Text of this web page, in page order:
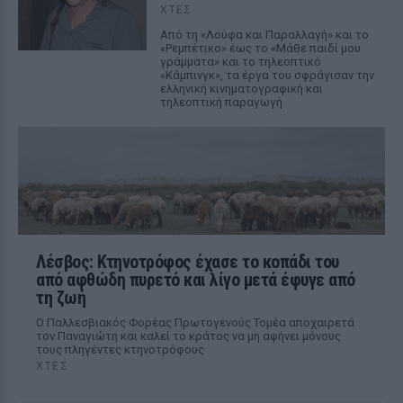
ΧΤΕΣ
Από τη «Λούφα και Παραλλαγή» και το
«Ρεμπέτικο» έως το «Μάθε παιδί μου
γράμματα» και το τηλεοπτικό
«Κάμπινγκ», τα έργα του σφράγισαν την
ελληνική κινηματογραφική και
τηλεοπτική παραγωγή
Λέσβος: Κτηνοτρόφος έχασε το κοπάδι του
από αφθώδη πυρετό και λίγο μετά έφυγε από
τη ζωή
Ο Παλλεσβιακός Φορέας Πρωτογενούς Τομέα αποχαιρετά
τον Παναγιώτη και καλεί το κράτος να μη αφήνει μόνους
τους πληγέντες κτηνοτρόφους
ΧΤΕΣ